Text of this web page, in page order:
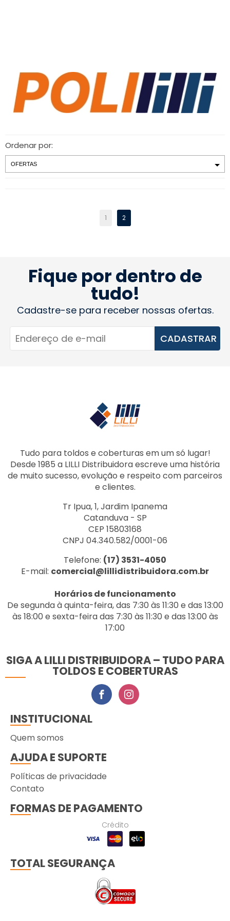
Ordenar por:
1 2
Fique por dentro de
tudo!
Cadastre-se para receber nossas ofertas.
CADASTRAR
Tudo para toldos e coberturas em um só lugar!
Desde 1985 a LILLI Distribuidora escreve uma história
de muito sucesso, evolução e respeito com parceiros
e clientes.
Tr Ipua, 1, Jardim Ipanema
Catanduva - SP
CEP 15803168
CNPJ 04.340.582/0001-06
Telefone: (17) 3531-4050
E-mail: comercial@lillidistribuidora.com.br
Horários de funcionamento
De segunda à quinta-feira, das 7:30 às 11:30 e das 13:00
às 18:00 e sexta-feira das 7:30 às 11:30 e das 13:00 às
17:00
SIGA A LILLI DISTRIBUIDORA – TUDO PARA
TOLDOS E COBERTURAS
INSTITUCIONAL
Quem somos
AJUDA E SUPORTE
Políticas de privacidade
Contato
FORMAS DE PAGAMENTO
Crédito
TOTAL SEGURANÇA